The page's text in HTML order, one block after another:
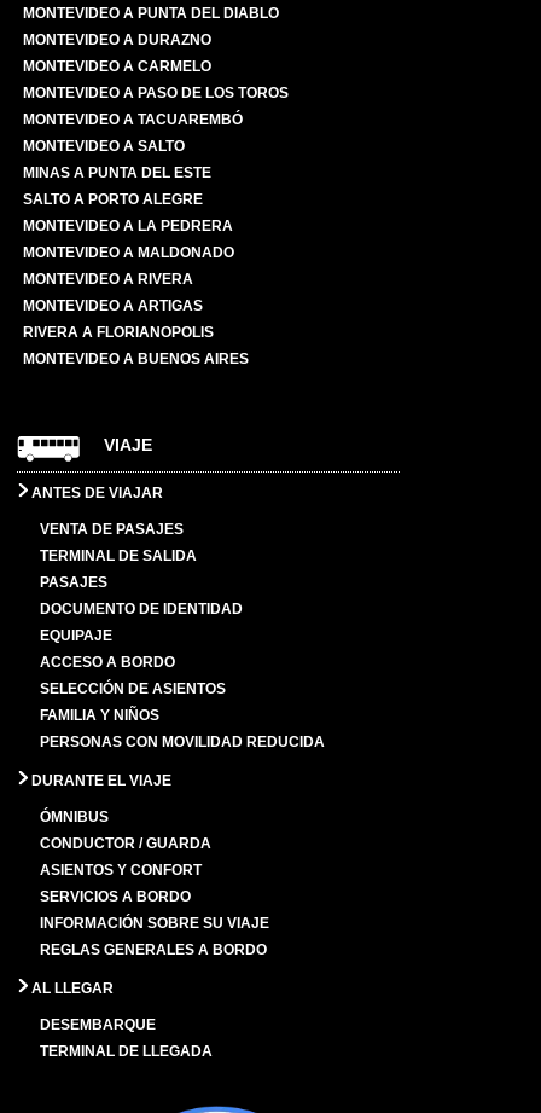
MONTEVIDEO A PUNTA DEL DIABLO
MONTEVIDEO A DURAZNO
MONTEVIDEO A CARMELO
MONTEVIDEO A PASO DE LOS TOROS
MONTEVIDEO A TACUAREMBÓ
MONTEVIDEO A SALTO
MINAS A PUNTA DEL ESTE
SALTO A PORTO ALEGRE
MONTEVIDEO A LA PEDRERA
MONTEVIDEO A MALDONADO
MONTEVIDEO A RIVERA
MONTEVIDEO A ARTIGAS
RIVERA A FLORIANOPOLIS
MONTEVIDEO A BUENOS AIRES
VIAJE
ANTES DE VIAJAR
VENTA DE PASAJES
TERMINAL DE SALIDA
PASAJES
DOCUMENTO DE IDENTIDAD
EQUIPAJE
ACCESO A BORDO
SELECCIÓN DE ASIENTOS
FAMILIA Y NIÑOS
PERSONAS CON MOVILIDAD REDUCIDA
DURANTE EL VIAJE
ÓMNIBUS
CONDUCTOR / GUARDA
ASIENTOS Y CONFORT
SERVICIOS A BORDO
INFORMACIÓN SOBRE SU VIAJE
REGLAS GENERALES A BORDO
AL LLEGAR
DESEMBARQUE
TERMINAL DE LLEGADA